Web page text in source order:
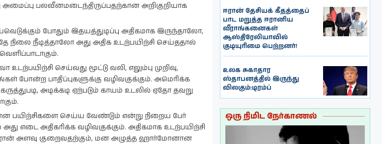
அமைப்பு பலவீனமடைந்திருப்பதற்கான அறிகுறியாக
போதும் இதயத்துடிப்பு அதிகமாக இருந்தாலோ,
நிலை நீடித்தாலோ அது அதிக உடற்பயிற்சி செய்ததால்
செய்வது மூட்டு வலி, எலும்பு முறிவு,
போன்ற பாதிப்புகளுக்கு வழிவகுக்கும். அமெரிக்க
அடிக்கடி ஏற்படும் காயம் உடலில் ஏதோ தவறு
பயிற்சிகளை செய்ய வேண்டும் என்று நிறைய பேர்
எடை அதிகரிக்க வழிவகுக்கும். அதிகமாக உடற்பயிற்சி
அளவு குறைவதற்கும், மன அழுத்த ஹார்மோனான
ஈரான் தேசியக் கீதத்தைப்
பாட மறுத்த ஈரானிய
வீராங்கனைகள்
ஆஸ்திரேலியாவில்
குடியுரிமை பெற்றனர்!
உலக சுகாதார
ஸ்தாபனத்தில் இருந்து
விலகும்:டிரம்ப்
ஒரு நிமிட நேர்காணல்